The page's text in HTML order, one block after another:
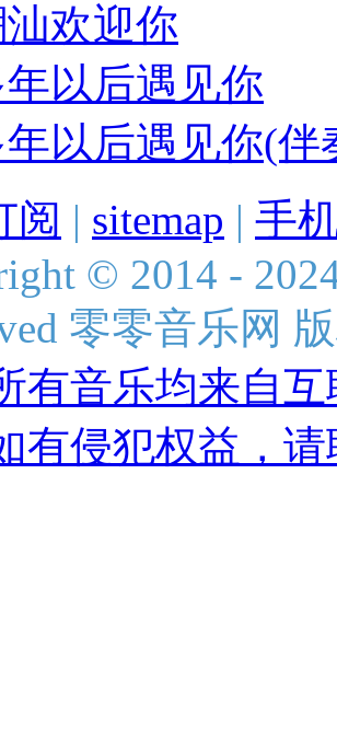
欢迎你
年以后遇见你
年以后遇见你(伴
阅 | sitemap | 手
© 2014 -
零零音乐网
有音乐均来自
有侵犯权益，